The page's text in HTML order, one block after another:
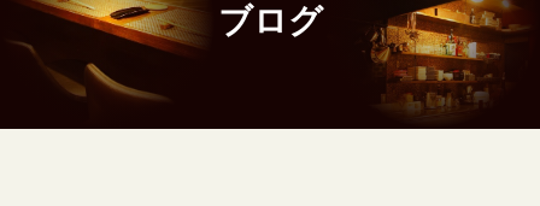
ドリンクメニュー ワインリスト
GALLERY
ブログ